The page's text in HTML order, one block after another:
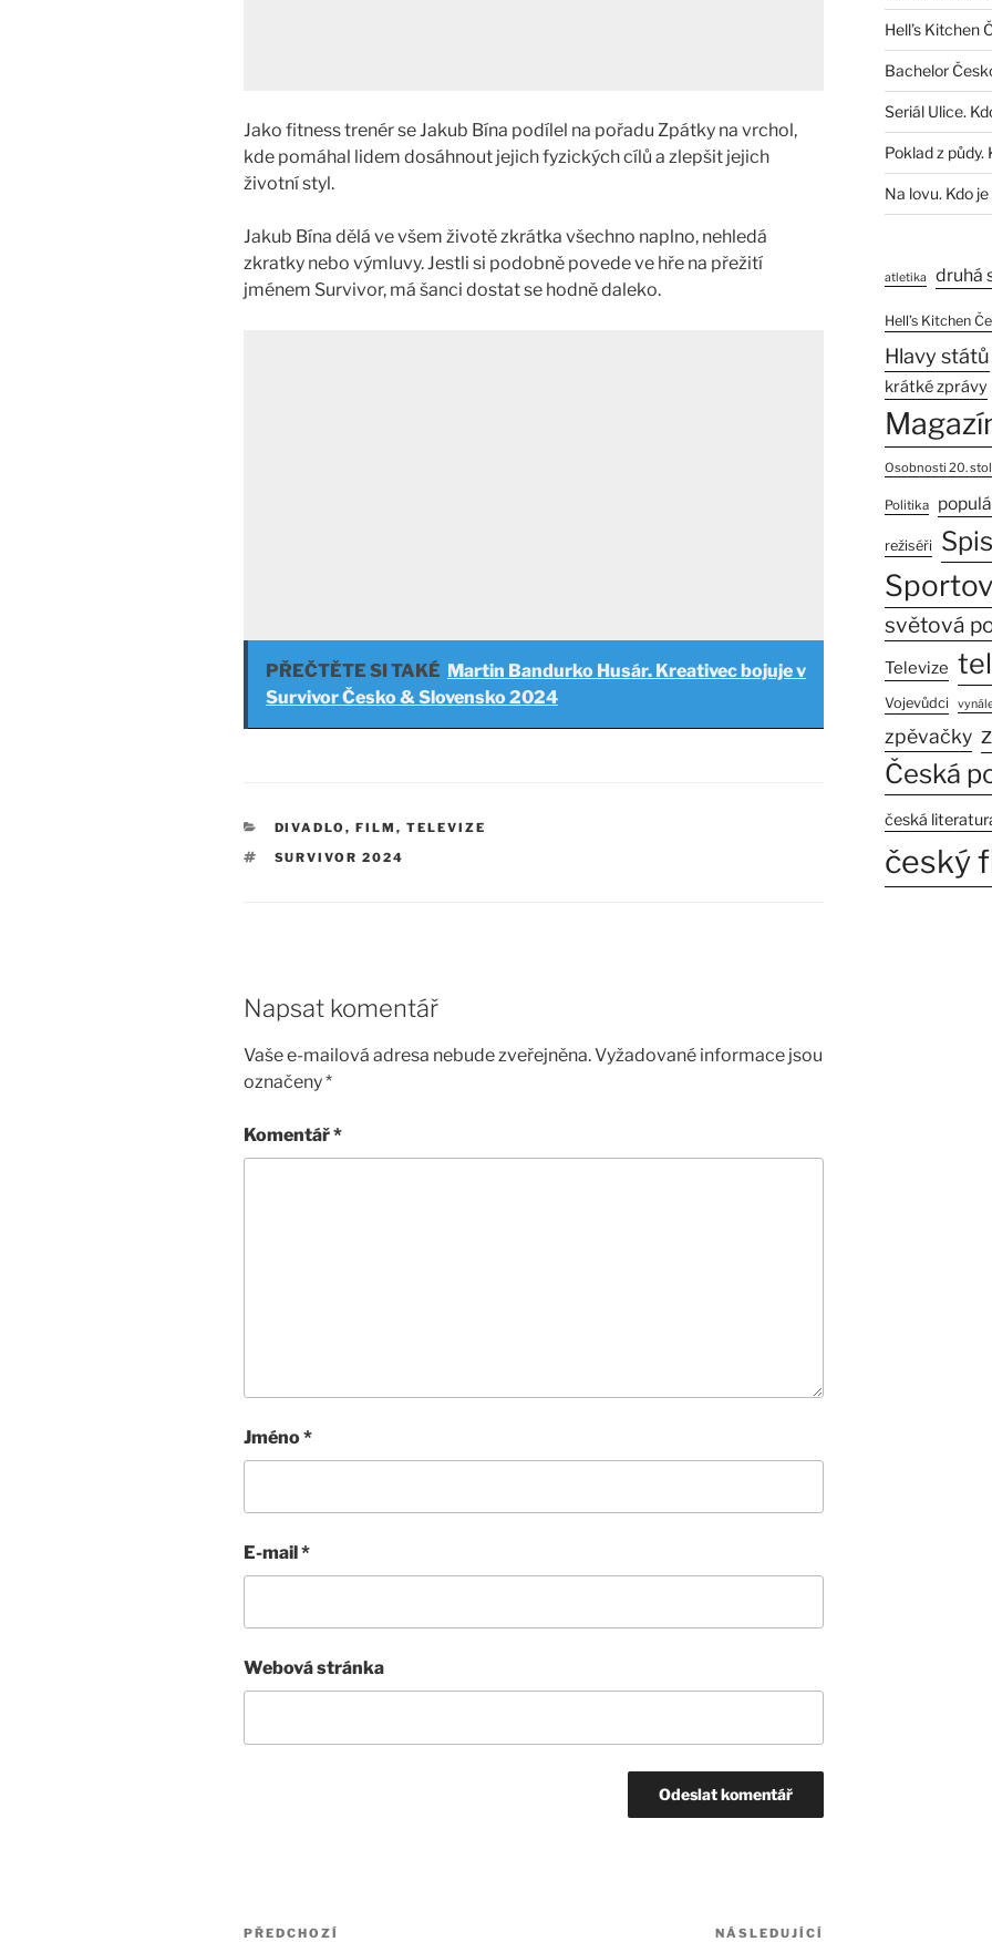
Jako fitness trenér se Jakub Bína podílel na pořadu Zpátky na vrchol,
kde pomáhal lidem dosáhnout jejich fyzických cílů a zlepšit jejich
životní styl.
Jakub Bína dělá ve všem životě zkrátka všechno naplno, nehledá
zkratky nebo výmluvy. Jestli si podobně povede ve hře na přežití
jménem Survivor, má šanci dostat se hodně daleko.
PŘEČTĚTE SI TAKÉ Martin Bandurko Husár. Kreativec bojuje v
Survivor Česko & Slovensko 2024
RUBRIKY
DIVADLO, FILM, TELEVIZE
ŠTÍTKY
SURVIVOR 2024
Napsat komentář
Vaše e-mailová adresa nebude zveřejněna.Vyžadované informace jsou
označeny*
Komentář*
Jméno*
E-mail*
Webová stránka
Navigace
Předchozí
PŘEDCHOZÍ NÁSLEDUJÍCÍ
Hell’s Kitchen
Bachelor
Seriál Ulice.
Poklad z půdy.
Na lovu. Kdo
atletika druhá
Hell’s Kitchen
Hlavy států
krátké zprávy
Osobnosti 20.
Politika
režiséři
světová
Televize
Vojevůdci
zpěvačky
Česká
česká
český